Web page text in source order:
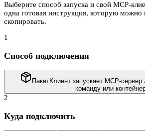
Выберите способ запуска и свой MCP-
одна готовая инструкция, которую можно
скопировать.
1
Способ подключения
ПакетКлиент запускает MCP-сервер
команду или
2
Куда подключить